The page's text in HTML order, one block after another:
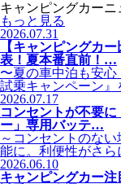
キャンピングカーニ
もっと見る
2026.07.31
【キャンピングカ
表！夏本番直前！…
〜夏の車中泊も安心
試乗キャンペーン
2026.07.17
コンセントが不要
ー」専用バッテ…
～コンセントのな
能に。利便性がさ
2026.06.10
キャンピングカー